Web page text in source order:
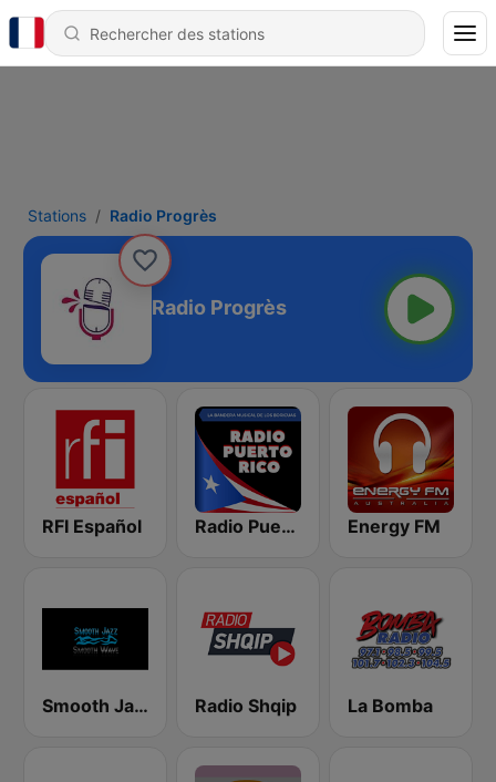
Stations Radio Progrès
Radio Progrès
RFI Español Radio Puerto Rico PR Energy FM
Smooth Jazz Smooth Wave Radio Shqip La Bomba